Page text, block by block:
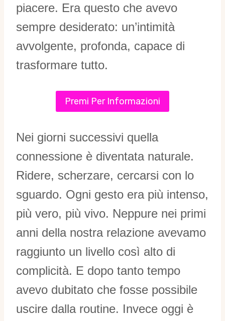
piacere. Era questo che avevo
sempre desiderato: un’intimità
avvolgente, profonda, capace di
trasformare tutto.
Premi Per Informazioni
Nei giorni successivi quella
connessione è diventata naturale.
Ridere, scherzare, cercarsi con lo
sguardo. Ogni gesto era più intenso,
più vero, più vivo. Neppure nei primi
anni della nostra relazione avevamo
raggiunto un livello così alto di
complicità. E dopo tanto tempo
avevo dubitato che fosse possibile
uscire dalla routine. Invece oggi è